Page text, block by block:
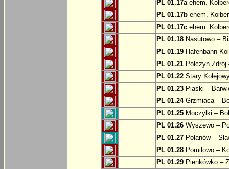
PL 01.17aehem.
PL 01.17b ehem.
PL 01.17c ehem.
PL 01.18 Nasutowo –
PL 01.19 Hafenbahn
PL 01.21 Polczyn
PL 01.22 Stary
PL 01.23 Piaski –
PL 01.24Grzmiaca –
PL 01.25 Moczylki –
PL 01.26 Wyszewo –
PL 01.27 Polanów –
PL 01.28 Pomilowo –
PL 01.29 Pienkówko –